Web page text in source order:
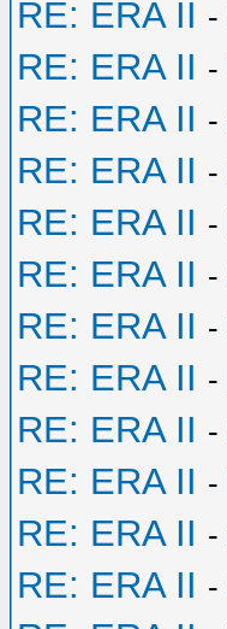
RE: ERA II -
RE: ERA II -
RE: ERA II -
RE: ERA II -
RE: ERA II -
RE: ERA II -
RE: ERA II -
RE: ERA II -
RE: ERA II -
RE: ERA II -
RE: ERA II -
RE: ERA II -